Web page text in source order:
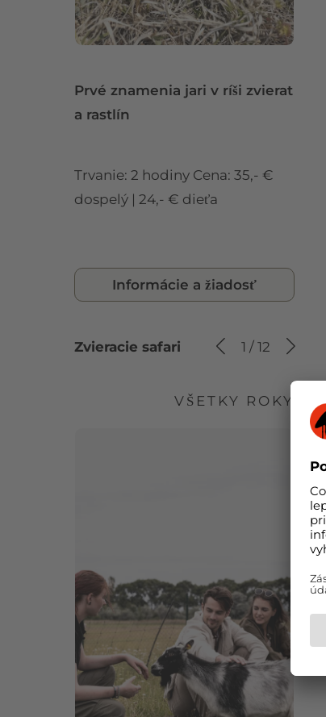
Prvé znamenia jari v ríši zvierat
a rastlín
Trvanie: 2 hodiny Cena: 35,- €
dospelý | 24,- € dieťa
Informácie a žiadosť
Zvieracie safari 1 / 12
VŠETKY ROKY